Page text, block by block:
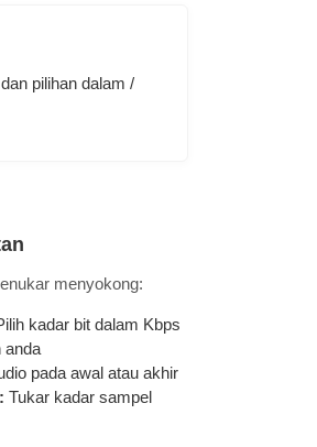
pilihan dalam /
menyokong:
kadar bit dalam Kbps
anda
pada awal atau akhir
Tukar kadar sampel